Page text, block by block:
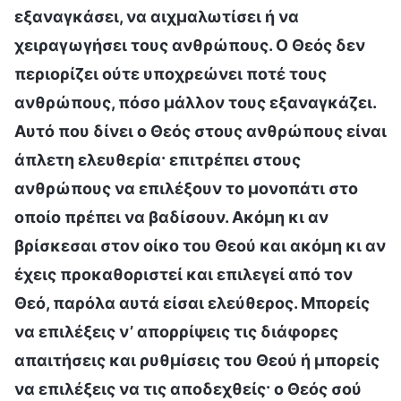
εξαναγκάσει, να αιχμαλωτίσει ή να
χειραγωγήσει τους ανθρώπους. Ο Θεός δεν
περιορίζει ούτε υποχρεώνει ποτέ τους
ανθρώπους, πόσο μάλλον τους εξαναγκάζει.
Αυτό που δίνει ο Θεός στους ανθρώπους είναι
άπλετη ελευθερία· επιτρέπει στους
ανθρώπους να επιλέξουν το μονοπάτι στο
οποίο πρέπει να βαδίσουν. Ακόμη κι αν
βρίσκεσαι στον οίκο του Θεού και ακόμη κι αν
έχεις προκαθοριστεί και επιλεγεί από τον
Θεό, παρόλα αυτά είσαι ελεύθερος. Μπορείς
να επιλέξεις ν’ απορρίψεις τις διάφορες
απαιτήσεις και ρυθμίσεις του Θεού ή μπορείς
να επιλέξεις να τις αποδεχθείς· ο Θεός σού